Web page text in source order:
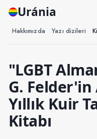
Uránia
Hakkımızda Yazı dizileri
"LGBT
G.
Yıllık Kuir
Kitabı